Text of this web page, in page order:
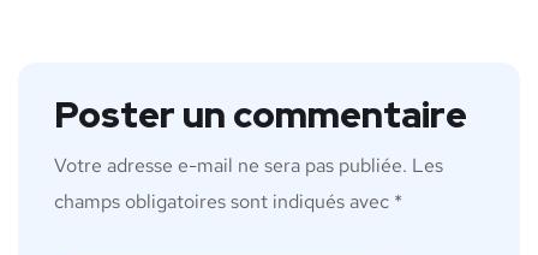
Poster un commentaire
Votre adresse e-mail ne sera pas publiée. Les
champs obligatoires sont indiqués avec *